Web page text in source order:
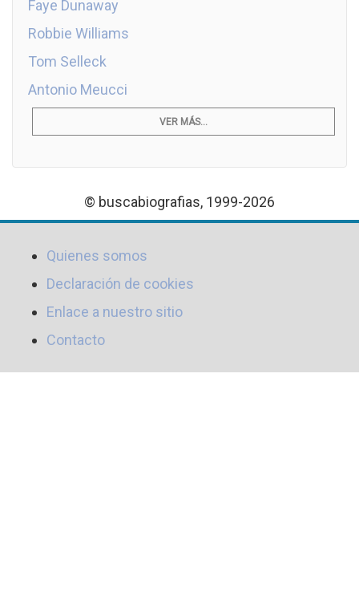
Faye Dunaway
Robbie Williams
Tom Selleck
Antonio Meucci
VER MÁS...
© buscabiografias, 1999-2026
Quienes somos
Declaración de cookies
Enlace a nuestro sitio
Contacto